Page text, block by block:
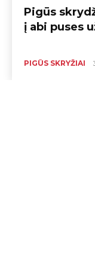
Pigūs
į abi puses
PIGŪS SKRYŽIAI